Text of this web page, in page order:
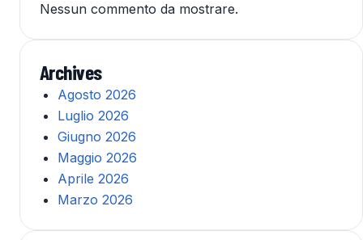
Nessun commento da mostrare.
Archives
Agosto 2026
Luglio 2026
Giugno 2026
Maggio 2026
Aprile 2026
Marzo 2026